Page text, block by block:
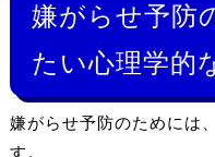
嫌がらせ予防
たい心理学的
嫌がらせ予防のためには
す。